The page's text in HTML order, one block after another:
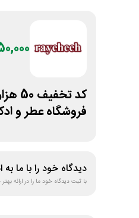
کد
فروشگاه عطر و
دیدگاه خود را با ما به
با ثبت دیدگاه خود ما را در ارائه